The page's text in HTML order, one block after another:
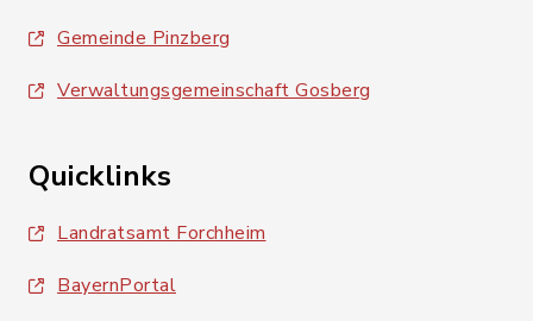
Gemeinde Pinzberg
Verwaltungsgemeinschaft Gosberg
Quicklinks
Landratsamt Forchheim
BayernPortal